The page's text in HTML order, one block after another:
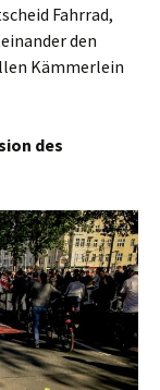
Fahrrad,
den
Kämmerlein
des